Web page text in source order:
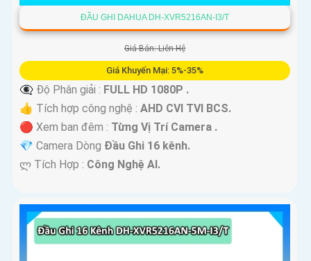
ĐẦU GHI DAHUA DH-XVR5216AN-I3/T
Giá Bán: Liên Hệ
Giá Khuyến Mại: 5%-35%
👁️‍🗨 Độ Phân giải : FULL HD 1080P .
👍 Tích hợp công nghệ : AHD CVI TVI BCS.
🔴 Xem ban đêm : Từng Vị Trí Camera .
💎 Camera Dòng Đầu Ghi 16 kênh.
️ლ Tích Hợp : Công Nghệ AI.